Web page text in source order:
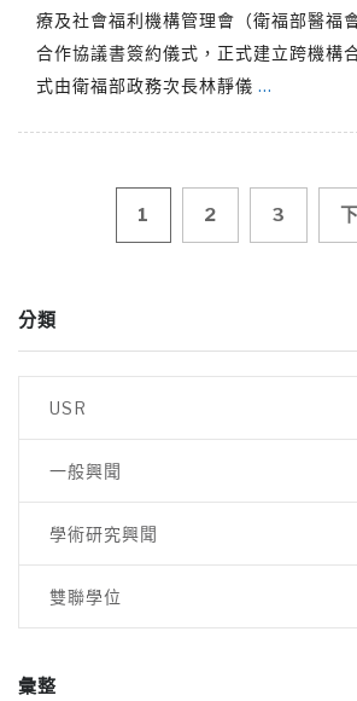
療及社會福利機構管理會（衛福部醫福
合作協議書簽約儀式，正式建立跨機構
式由衛福部政務次長林靜儀 …
導
覽
1 2 3
分類
USR
一般興聞
學術研究興聞
雙聯學位
彙整